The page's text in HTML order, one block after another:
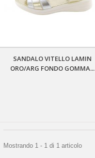
SANDALO VITELLO LAMIN
ORO/ARG FONDO GOMMA...
Mostrando 1 - 1 di 1 articolo